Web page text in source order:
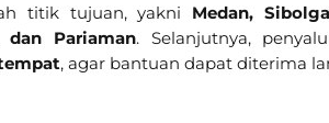
titik tujuan, yakni Medan,
dan Pariaman. Selanjutnya,
, agar bantuan dapat diterima